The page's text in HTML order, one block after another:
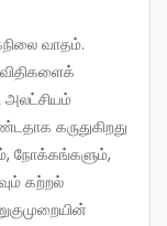
விதிகளைக்
அலட்சியம்
கருதுகிறது
நோக்கங்களும்,
கற்றல்